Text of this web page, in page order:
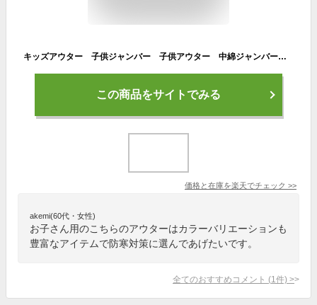
キッズアウター 子供ジャンバー 子供アウター 中綿ジャンバー キッズアウター男の子 男の子アウター 女の子アウター キッズコート キッズジャンバー110/120/130/140/150/160子供コート 子供ジャンバー 子供ベスト 防寒 防風
この商品をサイトでみる
価格と在庫を楽天でチェック >>
akemi(60代・女性)
お子さん用のこちらのアウターはカラーバリエーションも
豊富なアイテムで防寒対策に選んであげたいです。
全てのおすすめコメント (1 件) >